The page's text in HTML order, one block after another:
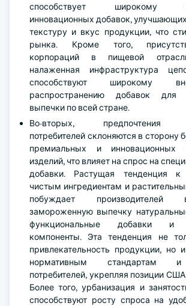
способствует широкому
инновационных добавок,
текстуру и вкус продукции, что
рынка. Кроме того,
корпораций в пищевой
налаженная инфраструктура
способствуют широкому
распространению добавок для
выпечки по всей стране.
Во-вторых, предпочтения
потребителей склоняются в сторону
премиальных и инновационных
изделий, что влияет на спрос на
добавки. Растущая тенденция к
чистым ингредиентам и
побуждает
замороженную выпечку
функциональные добавки и
компоненты. Эта тенденция не
привлекательность продукции, но
нормативным стандартам
потребителей, укрепляя позиции
Более того, урбанизация и
способствуют росту спроса на